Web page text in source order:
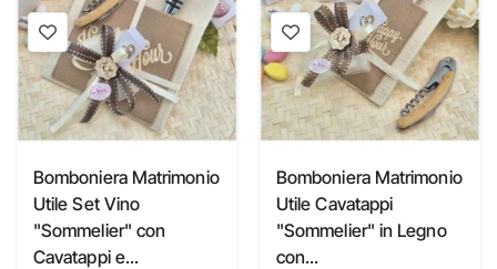
Bomboniera Matrimonio
Utile Set Vino
"Sommelier" con
Cavatappi e...
Bomboniera Matrimonio
Utile Cavatappi
"Sommelier" in Legno
con...